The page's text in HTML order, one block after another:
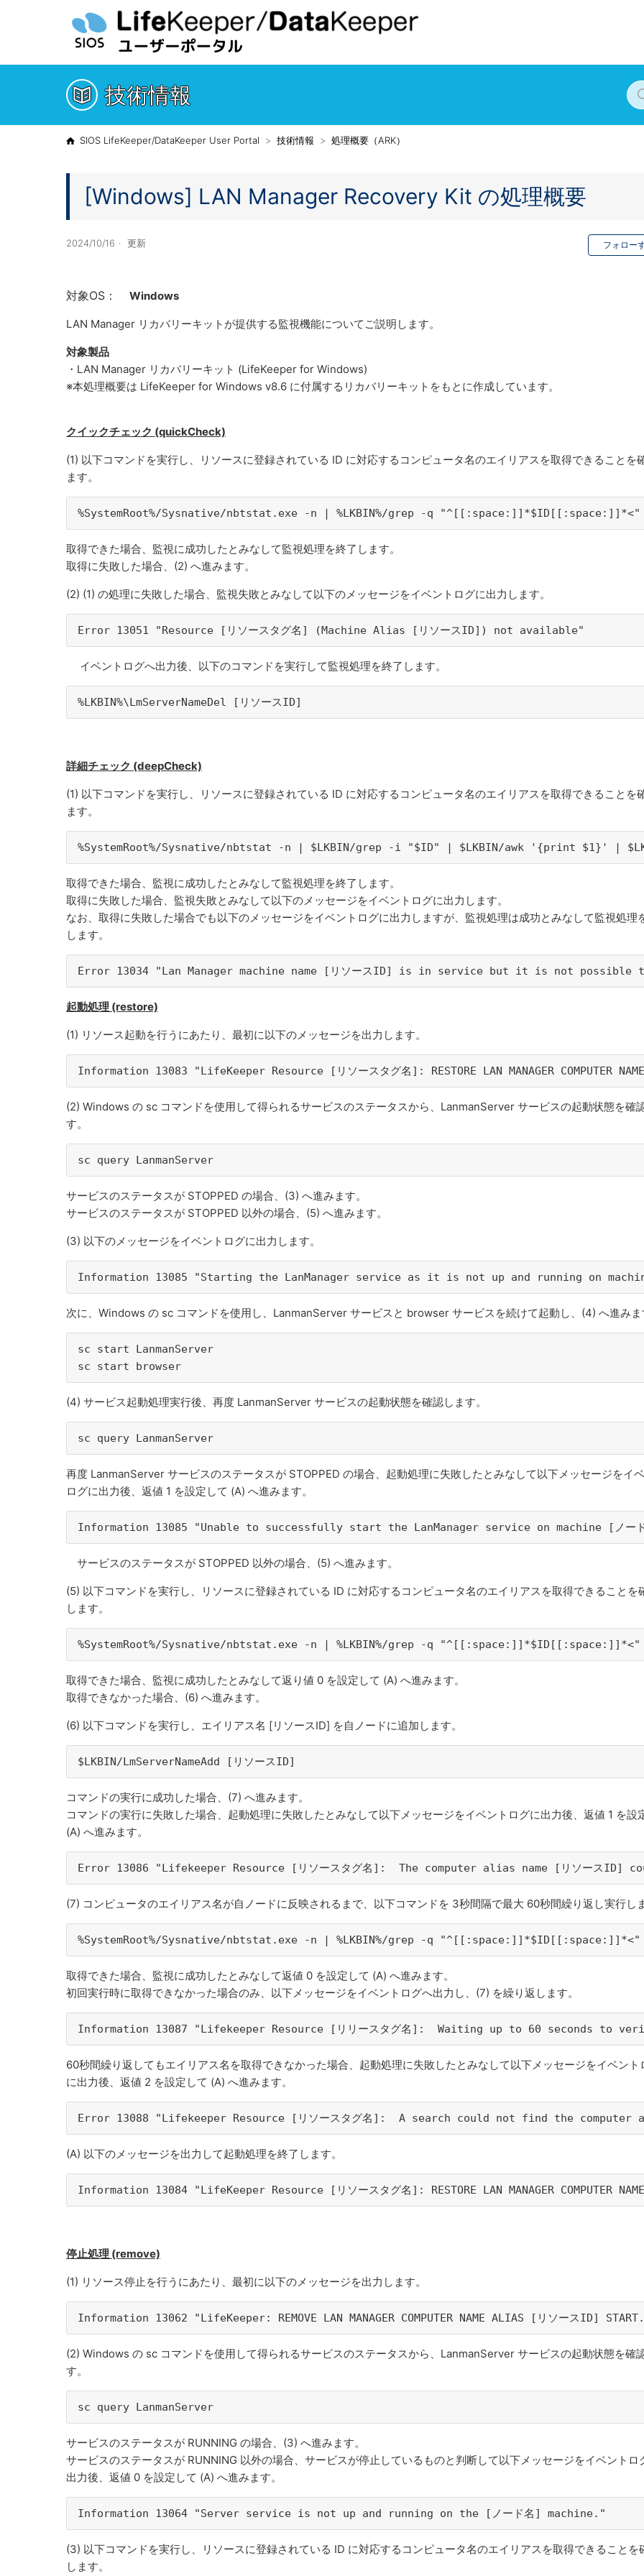
技術情報
SIOS LifeKeeper/DataKeeper User Portal 技術情報 処理概要（ARK）
[Windows] LAN Manager Recovery Kit の処理概要
2024/10/16 更新 フォロー
対象OS： Windows
LAN Manager リカバリーキットが提供する監視機能についてご説明します。
対象製品
・LAN Manager リカバリーキット (LifeKeeper for Windows)
※本処理概要は LifeKeeper for Windows v8.6 に付属するリカバリーキットをもとに作成しています。
クイックチェック (quickCheck)
(1) 以下コマンドを実行し、リソースに登録されている ID に対応するコンピュータ名のエイリアスを取得できることを
ます。
%SystemRoot%/Sysnative/nbtstat.exe -n | %LKBIN%/grep -q "^[[:space:]]*$ID[[:space:]]*<"
取得できた場合、監視に成功したとみなして監視処理を終了します。
取得に失敗した場合、(2) へ進みます。
(2) (1) の処理に失敗した場合、監視失敗とみなして以下のメッセージをイベントログに出力します。
Error 13051 "Resource [リソースタグ名] (Machine Alias [リソースID]) not available"
イベントログへ出力後、以下のコマンドを実行して監視処理を終了します。
%LKBIN%\LmServerNameDel [リソースID]
詳細チェック (deepCheck)
(1) 以下コマンドを実行し、リソースに登録されている ID に対応するコンピュータ名のエイリアスを取得できることを
ます。
%SystemRoot%/Sysnative/nbtstat -n | $LKBIN/grep -i "$ID" | $LKBIN/awk '{print $1}' |
取得できた場合、監視に成功したとみなして監視処理を終了します。
取得に失敗した場合、監視失敗とみなして以下のメッセージをイベントログに出力します。
なお、取得に失敗した場合でも以下のメッセージをイベントログに出力しますが、監視処理は成功とみなして監視処理
します。
Error 13034 "Lan Manager machine name [リソースID] is in service but it is not
起動処理 (restore)
(1) リソース起動を行うにあたり、最初に以下のメッセージを出力します。
Information 13083 "LifeKeeper Resource [リソースタグ名]: RESTORE LAN MANAGER COMPUTER
(2) Windows の sc コマンドを使用して得られるサービスのステータスから、LanmanServer サービスの起動状態を確
す。
sc query LanmanServer
サービスのステータスが STOPPED の場合、(3) へ進みます。
サービスのステータスが STOPPED 以外の場合、(5) へ進みます。
(3) 以下のメッセージをイベントログに出力します。
Information 13085 "Starting the LanManager service as it is not up and running on
次に、Windows の sc コマンドを使用し、LanmanServer サービスと browser サービスを続けて起動し、(4) へ進みま
sc start LanmanServer
sc start browser
(4) サービス起動処理実行後、再度 LanmanServer サービスの起動状態を確認します。
sc query LanmanServer
再度 LanmanServer サービスのステータスが STOPPED の場合、起動処理に失敗したとみなして以下メッセージをイ
ログに出力後、返値 1 を設定して (A) へ進みます。
Information 13085 "Unable to successfully start the LanManager service on machine [ノー
サービスのステータスが STOPPED 以外の場合、(5) へ進みます。
(5) 以下コマンドを実行し、リソースに登録されている ID に対応するコンピュータ名のエイリアスを取得できることを
します。
%SystemRoot%/Sysnative/nbtstat.exe -n | %LKBIN%/grep -q "^[[:space:]]*$ID[[:space:]]*<"
取得できた場合、監視に成功したとみなして返り値 0 を設定して (A) へ進みます。
取得できなかった場合、(6) へ進みます。
(6) 以下コマンドを実行し、エイリアス名 [リソースID] を自ノードに追加します。
$LKBIN/LmServerNameAdd [リソースID]
コマンドの実行に成功した場合、(7) へ進みます。
コマンドの実行に失敗した場合、起動処理に失敗したとみなして以下メッセージをイベントログに出力後、返値 1 を設
(A) へ進みます。
Error 13086 "Lifekeeper Resource [リソースタグ名]:  The computer alias name [リソース
(7) コンピュータのエイリアス名が自ノードに反映されるまで、以下コマンドを 3秒間隔で最大 60秒間繰り返し実行しま
%SystemRoot%/Sysnative/nbtstat.exe -n | %LKBIN%/grep -q "^[[:space:]]*$ID[[:space:]]*<"
取得できた場合、監視に成功したとみなして返値 0 を設定して (A) へ進みます。
初回実行時に取得できなかった場合のみ、以下メッセージをイベントログへ出力し、(7) を繰り返します。
Information 13087 "Lifekeeper Resource [リリースタグ名]:  Waiting up to 60 seconds to
60秒間繰り返してもエイリアス名を取得できなかった場合、起動処理に失敗したとみなして以下メッセージをイベント
に出力後、返値 2 を設定して (A) へ進みます。
Error 13088 "Lifekeeper Resource [リソースタグ名]:  A search could not find the
(A) 以下のメッセージを出力して起動処理を終了します。
Information 13084 "LifeKeeper Resource [リソースタグ名]: RESTORE LAN MANAGER
停止処理 (remove)
(1) リソース停止を行うにあたり、最初に以下のメッセージを出力します。
Information 13062 "LifeKeeper: REMOVE LAN MANAGER COMPUTER NAME ALIAS [リソースID]
(2) Windows の sc コマンドを使用して得られるサービスのステータスから、LanmanServer サービスの起動状態を確
す。
sc query LanmanServer
サービスのステータスが RUNNING の場合、(3) へ進みます。
サービスのステータスが RUNNING 以外の場合、サービスが停止しているものと判断して以下メッセージをイベントロ
出力後、返値 0 を設定して (A) へ進みます。
Information 13064 "Server service is not up and running on the [ノード名] machine."
(3) 以下コマンドを実行し、リソースに登録されている ID に対応するコンピュータ名のエイリアスを取得できることを
します。